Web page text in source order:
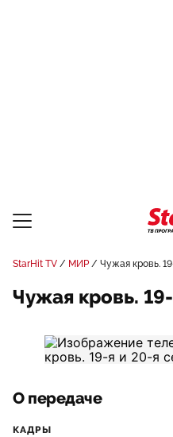
StarHit TV МИР Чужая кровь.
Чужая кровь.
О передаче
КАДРЫ